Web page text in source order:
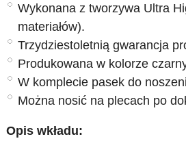
Wykonana z tworzywa Ultra
materiałów).
Trzydziestoletnią gwarancja
Produkowana w kolorze
W komplecie pasek do
Można nosić na plecach po
Opis wkładu: